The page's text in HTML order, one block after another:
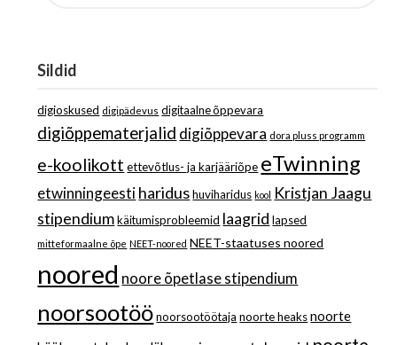
Sildid
digioskused digipädevus digitaalne õppevara
digiõppematerjalid digiõppevara dora pluss programm
e-koolikott ettevõtlus- ja karjääriõpe eTwinning
etwinningeestiharidus huviharidus kool Kristjan Jaagu
stipendium käitumisprobleemid laagrid lapsed
mitteformaalne õpe NEET-noored NEET-staatuses noored
noored noore õpetlase stipendium
noorsootöö noorsootöötaja noorte heaks noorte